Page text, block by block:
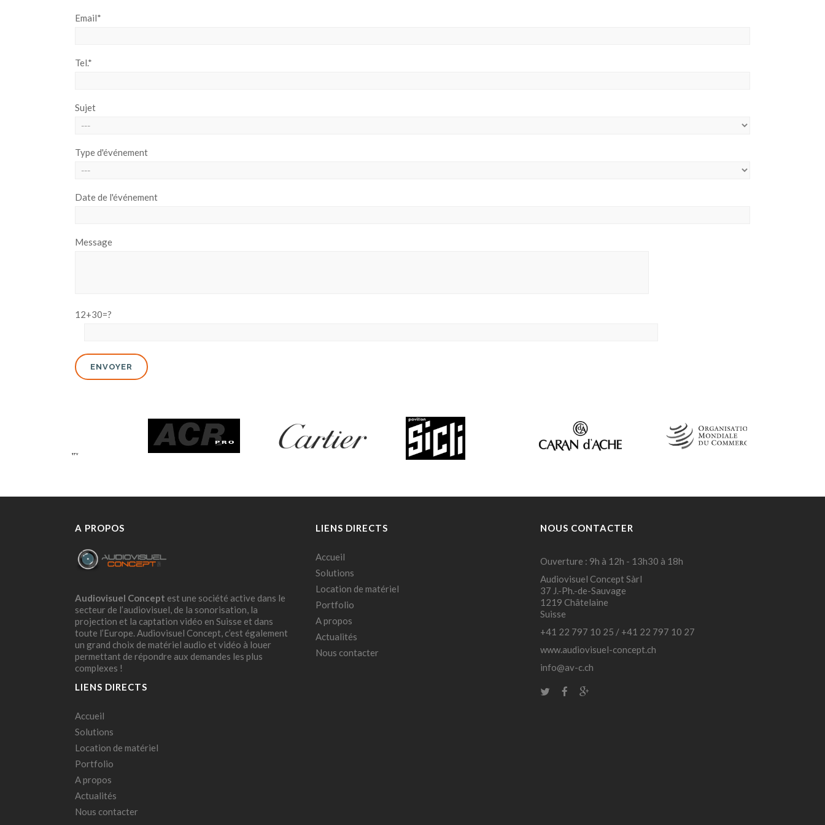
Email*
Tel.*
Sujet
Type d'événement
Date de l'événement
Message
12+30=?
A PROPOS
Audiovisuel Concept est une société active dans le
secteur de l’audiovisuel, de la sonorisation, la
projection et la captation vidéo en Suisse et dans
toute l’Europe. Audiovisuel Concept, c’est également
un grand choix de matériel audio et vidéo à louer
permettant de répondre aux demandes les plus
complexes !
LIENS DIRECTS
Accueil
Solutions
Location de matériel
Portfolio
A propos
Actualités
Nous contacter
LIENS DIRECTS
Accueil
Solutions
Location de matériel
Portfolio
A propos
Actualités
Nous contacter
NOUS CONTACTER
Ouverture : 9h à 12h - 13h30 à 18h
Audiovisuel Concept Sàrl
37 J.-Ph.-de-Sauvage
1219 Châtelaine
Suisse
+41 22 797 10 25 / +41 22 797 10 27
www.audiovisuel-concept.ch
info@av-c.ch